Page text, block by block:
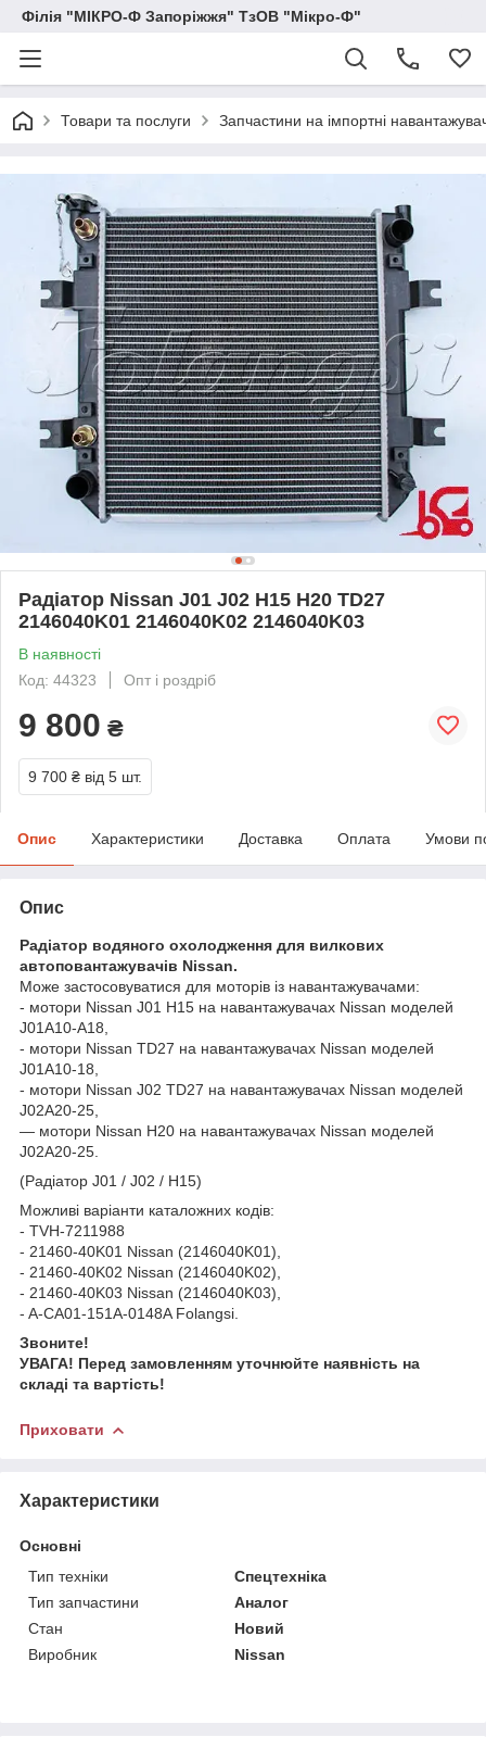
Філія "МІКРО-Ф Запоріжжя" ТзОВ "Мікро-Ф"
Товари та послуги Запчастини на імпортні
Радіатор Nissan J01 J02 H15 H20 TD27
2146040K01 2146040K02 2146040K03
В наявності
Код: 44323
Опт і роздріб
9 800 ₴
9 700 ₴ від 5 шт.
Опис Характеристики Доставка Оплата Умови
Опис
Радіатор водяного охолодження для вилкових
автоповантажувачів Nissan.
Може застосовуватися для моторів із навантажувачами:
- мотори Nissan J01 H15 на навантажувачах Nissan моделей
J01A10-A18,
- мотори Nissan TD27 на навантажувачах Nissan моделей
J01A10-18,
- мотори Nissan J02 TD27 на навантажувачах Nissan моделей
J02A20-25,
— мотори Nissan H20 на навантажувачах Nissan моделей
J02A20-25.
(Радіатор J01 / J02 / H15)
Можливі варіанти каталожних кодів:
- TVH-7211988
- 21460-40K01 Nissan (2146040K01),
- 21460-40K02 Nissan (2146040K02),
- 21460-40K03 Nissan (2146040K03),
- A-CA01-151A-0148A Folangsi.
Звоните!
УВАГА! Перед замовленням уточнюйте наявність на
складі та вартість!
Приховати
Характеристики
Основні
Тип техніки
Спецтехніка
Тип запчастини
Аналог
Стан
Новий
Виробник
Nissan